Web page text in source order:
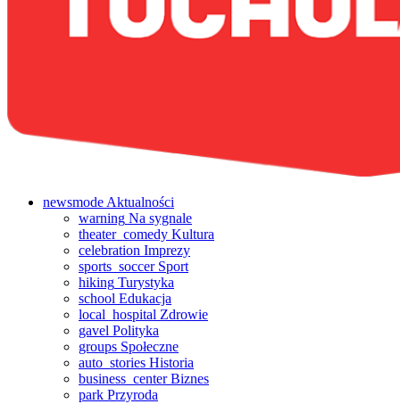
newsmode Aktualności
warning Na sygnale
theater_comedy Kultura
celebration Imprezy
sports_soccerSport
hiking Turystyka
school Edukacja
local_hospital Zdrowie
gavel Polityka
groups Społeczne
auto_stories Historia
business_centerBiznes
park Przyroda